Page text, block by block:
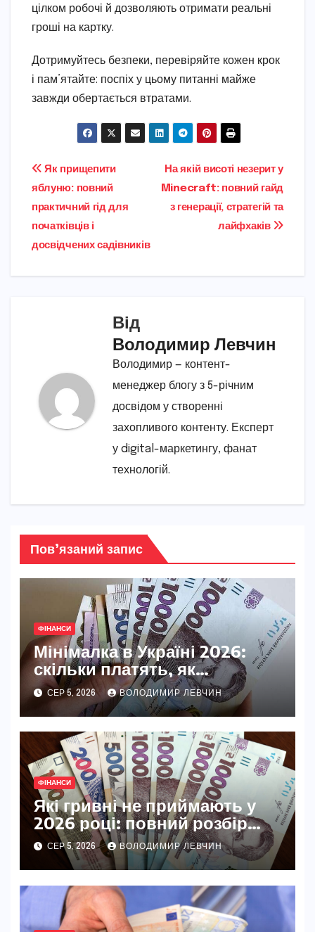
цілком робочі й дозволяють отримати реальні
гроші на картку.
Дотримуйтесь безпеки, перевіряйте кожен крок
і пам’ятайте: поспіх у цьому питанні майже
завжди обертається втратами.
Навігація
записів
На якій висоті незерит у
Minecraft: повний гайд
з генерації, стратегій та
лайфхаків
Як прищепити
яблуню: повний
практичний гід для
початківців і
досвідчених садівників
Від
Володимир Левчин
Володимир — контент-
менеджер блогу з 5-річним
досвідом у створенні
захопливого контенту. Експерт
у digital-маркетингу, фанат
технологій.
Пов’язаний запис
ФІНАНСИ
Мінімалка в Україні 2026:
скільки платять, як
змінювалася і на що впливає
СЕР 5, 2026 ВОЛОДИМИР ЛЕВЧИН
ФІНАНСИ
Які гривні не приймають у
2026 році: повний розбір
недійсних банкнот
СЕР 5, 2026 ВОЛОДИМИР ЛЕВЧИН